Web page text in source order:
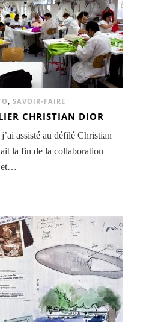
SAVOIR-FAIRE
CHRISTIAN DIOR
assisté au défilé Christian
la fin de la collaboration
et…